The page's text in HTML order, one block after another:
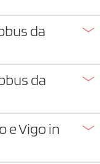
da
da
e Vigo in